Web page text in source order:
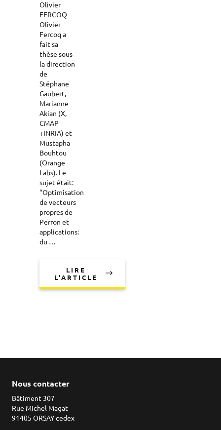
Olivier
FERCOQ
Olivier
Fercoq a
fait sa
thèse sous
la direction
de
Stéphane
Gaubert,
Marianne
Akian (X,
CMAP
+INRIA) et
Mustapha
Bouhtou
(Orange
Labs). Le
sujet était:
"Optimisation
de vecteurs
propres de
Perron et
applications:
du …
LIRE
L'ARTICLE
Nous contacter
Bâtiment 307
Rue Michel Magat
91405 ORSAY cedex